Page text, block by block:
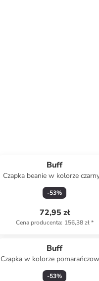
Buff
Czapka beanie w kolorze
-53%
72,95 zł
Cena producenta: 156,38 zł*
Buff
Czapka w kolorze
-53%